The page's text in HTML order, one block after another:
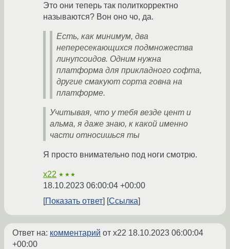
Это они теперь так политкорректно
называются? Вон оно чо, да.
Есть, как минимум, два
непересекающихся подмножества
линупсоидов. Одним нужна
платформа для прикладного софта,
другие смакуют сорта говна на
платформе.
Учитывая, что у тебя везде цент и
альма, я даже знаю, к какой именно
части относишься ты
Я просто внимательно под ноги смотрю.
x22 ★★★
18.10.2023 06:00:04 +00:00
Показать ответ
Ссылка
Ответ на: комментарий от x22 18.10.2023 06:00:04
+00:00